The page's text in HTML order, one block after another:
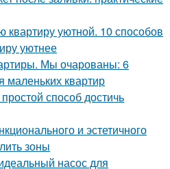
квартиру уютной. 10 способов
уютнее
Мы очарованы: 6
маленьких квартир
способ достичь
и эстетичного
зоны
насос для